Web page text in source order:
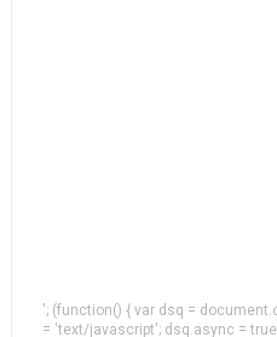
'; (function() { var dsq =
= 'text/javascript'; dsq.async =